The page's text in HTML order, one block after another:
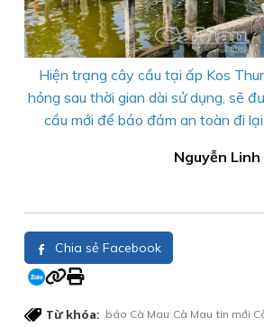
Hiện trạng cây cầu tại ấp Kos
hỏng sau thời gian dài sử dụng, sẽ
cầu mới để bảo đảm an toàn đi
Nguyễn
Chia sẻ Facebook
Từ khóa: báo Cà Mau Cà Mau tin mới